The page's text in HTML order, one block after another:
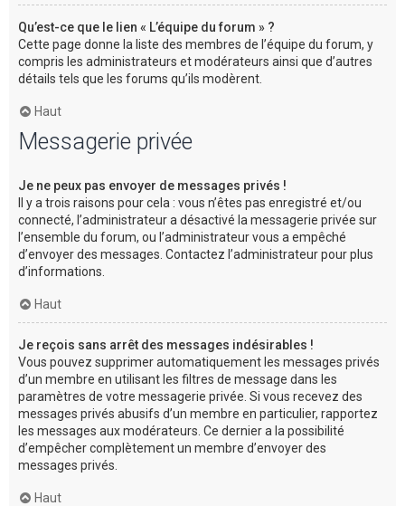
Qu’est-ce que le lien « L’équipe du forum » ?
Cette page donne la liste des membres de l’équipe du forum, y
compris les administrateurs et modérateurs ainsi que d’autres
détails tels que les forums qu’ils modèrent.
Haut
Messagerie privée
Je ne peux pas envoyer de messages privés !
Il y a trois raisons pour cela : vous n’êtes pas enregistré et/ou
connecté, l’administrateur a désactivé la messagerie privée sur
l’ensemble du forum, ou l’administrateur vous a empêché
d’envoyer des messages. Contactez l’administrateur pour plus
d’informations.
Haut
Je reçois sans arrêt des messages indésirables !
Vous pouvez supprimer automatiquement les messages privés
d’un membre en utilisant les filtres de message dans les
paramètres de votre messagerie privée. Si vous recevez des
messages privés abusifs d’un membre en particulier, rapportez
les messages aux modérateurs. Ce dernier a la possibilité
d’empêcher complètement un membre d’envoyer des
messages privés.
Haut